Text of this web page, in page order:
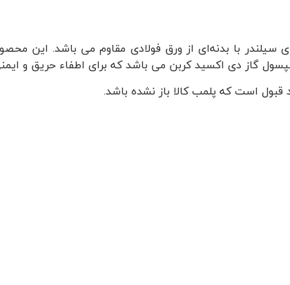
سیلندر با بدنه‌ای از ورق فولادی مقاوم می باشد. این
گاز دی اکسید کربن می باشد که برای اطفاء حریق و
قبول است که پلمب کالا باز نشده باشد.